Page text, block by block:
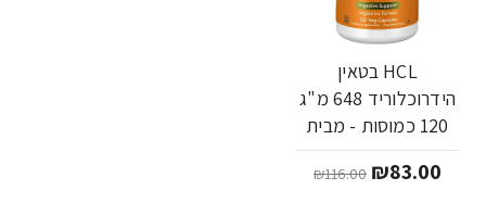
HCL בטאין
הידרוכלוריד 648 מ"ג
120 כמוסות - מבית
NOW FOODS
₪83.00
₪116.00